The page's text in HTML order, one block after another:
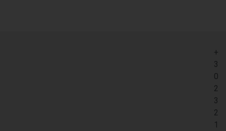
+
3
0
2
3
2
1